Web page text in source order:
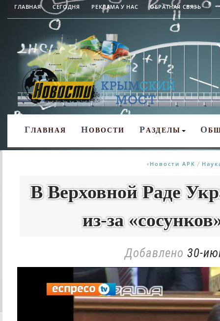
ГЛАВНАЯ СЕГОДНЯ РЕКЛАМА У НАС ОБРАТНАЯ СВЯЗЬ
ГЛАВНАЯ НОВОСТИ РАЗДЕЛЫ О
« Новости АРК /
В Верховной Раде
из-за
Добавлено 30-